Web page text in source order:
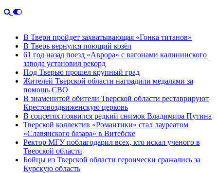
В Твери пройдет захватывающая «Гонка титанов»
В Тверь вернулся поющий козёл
61 год назад поезд «Аврора» с вагонами калининского
завода установил рекорд
Под Тверью прошел крупный град
Жителей Тверской области наградили медалями за
помощь СВО
В знаменитой обители Тверской области реставрируют
Крестовоздвиженскую церковь
В соцсетях появился редкий снимок Владимира Путина
Тверской коллектив «Романтики» стал лауреатом
«Славянского базара» в Витебске
Ректор МГУ поблагодарил всех, кто искал ученого в
Тверской области
Бойцы из Тверской области героически сражались за
Курскую область